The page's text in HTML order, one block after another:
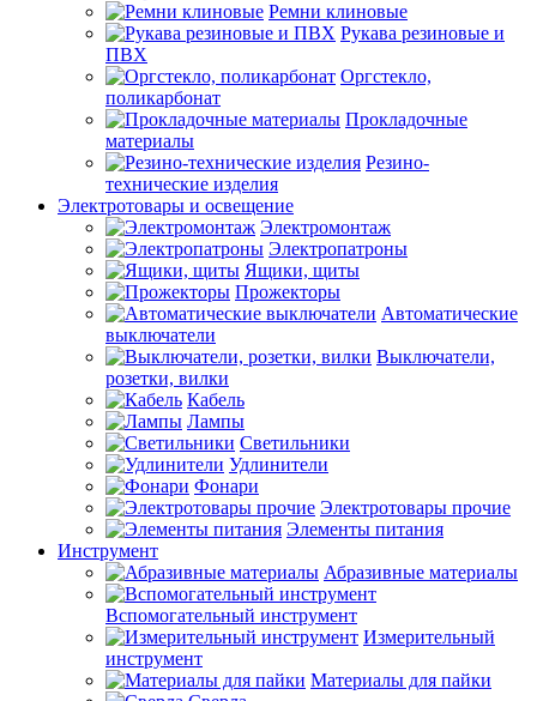
Ремни клиновые
Рукава резиновые и
ПВХ
Оргстекло,
поликарбонат
Прокладочные
материалы
Резино-
технические изделия
Электротовары и освещение
Электромонтаж
Электропатроны
Ящики, щиты
Прожекторы
Автоматические
выключатели
Выключатели,
розетки, вилки
Кабель
Лампы
Светильники
Удлинители
Фонари
Электротовары прочие
Элементы питания
Инструмент
Абразивные материалы
Вспомогательный инструмент
Измерительный
инструмент
Материалы для пайки